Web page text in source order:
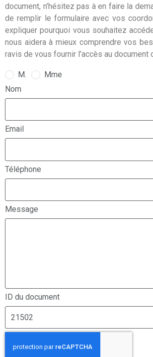
document, n’hésitez pas à en faire la
de remplir le formulaire avec vos
expliquer pourquoi vous souhaitez
nous aidera à mieux comprendre vos
ravis de vous fournir l’accès au document
M.
Mme
Nom
Email
Téléphone
Message
ID du document